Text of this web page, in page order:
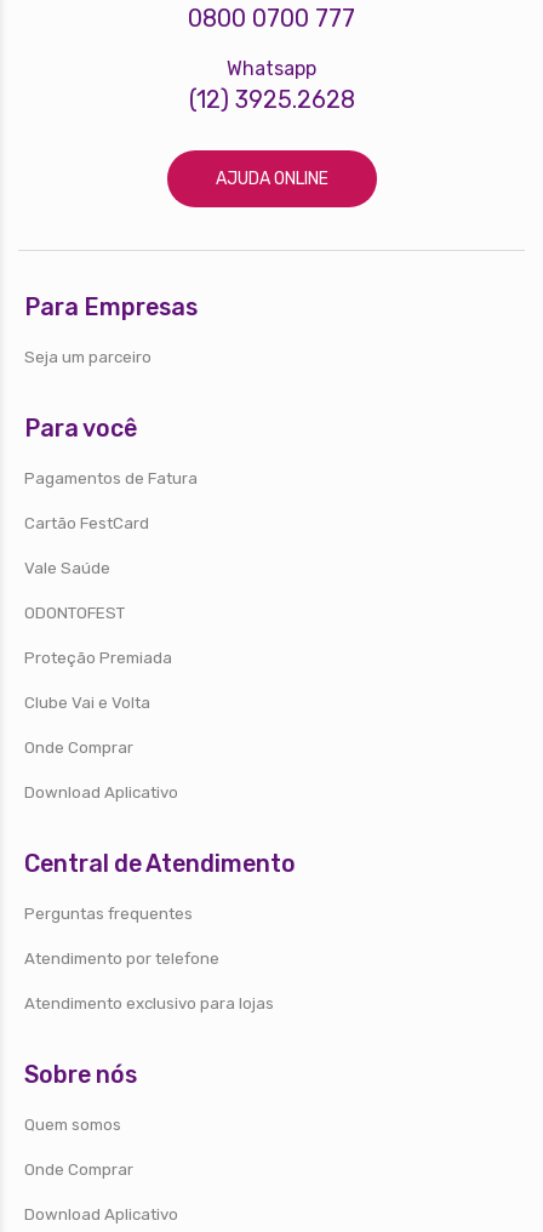
0800 0700 777
Whatsapp
(12) 3925.2628
AJUDA ONLINE
Para Empresas
Seja um parceiro
Para você
Pagamentos de Fatura
Cartão FestCard
Vale Saúde
ODONTOFEST
Proteção Premiada
Clube Vai e Volta
Onde Comprar
Download Aplicativo
Central de Atendimento
Perguntas frequentes
Atendimento por telefone
Atendimento exclusivo para lojas
Sobre nós
Quem somos
Onde Comprar
Download Aplicativo